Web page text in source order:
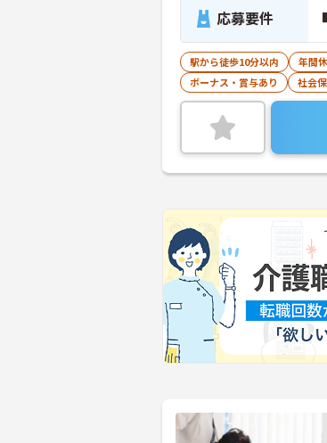
応募要件
駅から徒歩10分以内 年間
ボーナス・賞与あり
社会